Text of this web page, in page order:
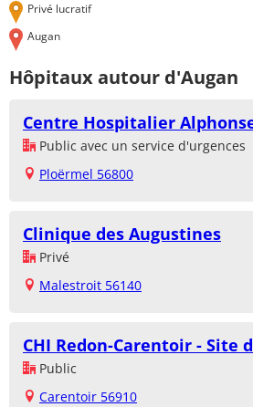
Privé lucratif
Augan
Hôpitaux autour d'Augan
Centre Hospitalier
Public avec un service d'urgences
Ploërmel 56800
Clinique des Augustines
Privé
Malestroit 56140
CHI Redon-Carentoir - Site
Public
Carentoir 56910